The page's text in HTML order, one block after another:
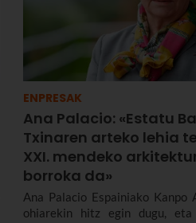
ENPRESAK
Ana Palacio: «Estatu
Txinaren arteko lehia
XXI. mendeko
borroka da»
Ana Palacio Espainiako Kanpo
ohiarekin hitz egin dugu,